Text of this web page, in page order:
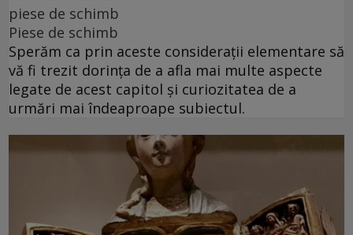
piese de schimb
Piese de schimb
Sperăm ca prin aceste considerații elementare să
vă fi trezit dorința de a afla mai multe aspecte
legate de acest capitol și curiozitatea de a
urmări mai îndeaproape subiectul.